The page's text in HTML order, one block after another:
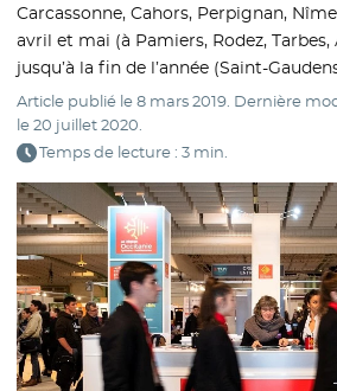
Carcassonne, Cahors, Perpignan,
avril et mai (à Pamiers, Rodez,
jusqu’à la fin de l’année (Saint-
Article publié le8 mars 2019. Dernière
le20 juillet 2020.
Temps de lecture : 3 min.